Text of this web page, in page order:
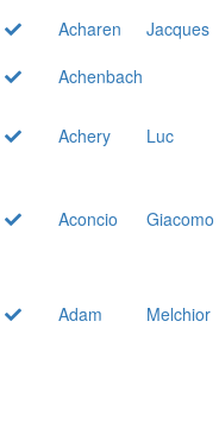
Acharen
Jacques
Achenbach
Achery
Luc
Aconcio Giacomo
Adam Melchior